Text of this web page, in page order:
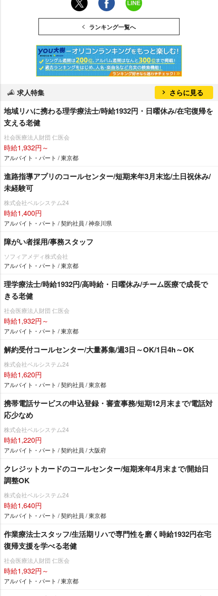
ランキング一覧へ
求人特集 さらに見る
地域リハに携わる理学療法士/時給1932円・日曜休み/在宅復帰を
支える老健
社会医療法人財団 仁医会
時給1,932円～
アルバイト・パート / 東京都
進路指導アプリのコールセンター/短期来年3月末迄/土日祝休み/
未経験可
株式会社ベルシステム24
時給1,400円
アルバイト・パート / 契約社員 / 神奈川県
障がい者採用/事務スタッフ
ソフィアメディ株式会社
アルバイト・パート / 東京都
理学療法士/時給1932円/高時給・日曜休み/チーム医療で成長で
きる老健
社会医療法人財団 仁医会
時給1,932円～
アルバイト・パート / 東京都
解約受付コールセンター/大量募集/週3日～OK/1日4h～OK
株式会社ベルシステム24
時給1,620円
アルバイト・パート / 契約社員 / 東京都
携帯電話サービスの申込登録・審査事務/短期12月末まで/電話対
応少なめ
株式会社ベルシステム24
時給1,220円
アルバイト・パート / 契約社員 / 大阪府
クレジットカードのコールセンター/短期来年4月末まで/開始日
調整OK
株式会社ベルシステム24
時給1,640円
アルバイト・パート / 契約社員 / 東京都
作業療法士スタッフ/生活期リハで専門性を磨く時給1932円在宅
復帰支援を学べる老健
社会医療法人財団 仁医会
時給1,932円～
アルバイト・パート / 東京都